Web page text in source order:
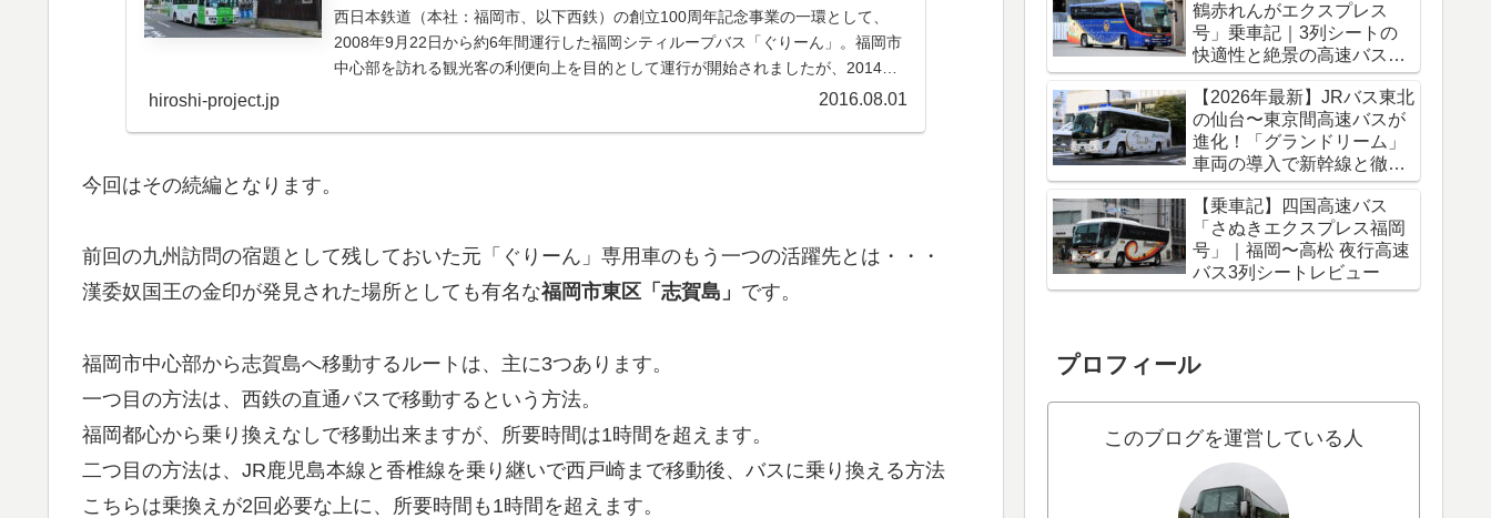
西日本鉄道（本社：福岡市、以下西鉄）の創立100周年記念事業の一環として、
2008年9月22日から約6年間運行した福岡シティループバス「ぐりーん」。福岡市
中心部を訪れる観光客の利便向上を目的として運行が開始されましたが、2014年9
hiroshi-project.jp 2016.08.01
今回はその続編となります。
前回の九州訪問の宿題として残しておいた元「ぐりーん」専用車のもう一つの活躍先とは・・・
漢委奴国王の金印が発見された場所としても有名な福岡市東区「志賀島」 です。
福岡市中心部から志賀島へ移動するルートは、主に3つあります。
一つ目の方法は、西鉄の直通バスで移動するという方法。
福岡都心から乗り換えなしで移動出来ますが、所要時間は1時間を超えます。
二つ目の方法は、JR鹿児島本線と香椎線を乗り継いで西戸崎まで移動後、バスに乗り換える方法
こちらは乗換えが2回必要な上に、所要時間も1時間を超えます。
鶴赤れんがエクスプレス
号」乗車記｜3列シートの
快適性と絶景の高速バス車
窓をレポート
【2026年最新】JRバス東北
の仙台〜東京間高速バスが
進化！「グランドリーム」
車両の導入で新幹線と徹底
比較
【乗車記】四国高速バス
「さぬきエクスプレス福岡
号」｜福岡〜高松 夜行高速
バス3列シートレビュー
プロフィール
このブログを運営している人